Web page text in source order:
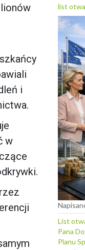
i
w
list
List
Pana
Planu